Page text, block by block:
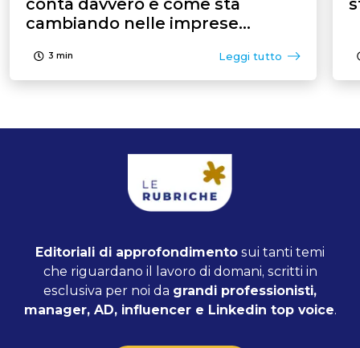
cambiando nelle imprese
3 min Leggi tutto
Editoriali di approfondimento sui tanti temi
che riguardano il lavoro di domani, scritti in
esclusiva per noi da grandi professionisti,
manager, AD, influencer e Linkedin top voice.